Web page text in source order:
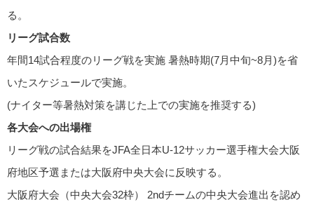
る。
リーグ試合数
年間14試合程度のリーグ戦を実施 暑熱時期(7月中旬~8月)を省
いたスケジュールで実施。
(ナイター等暑熱対策を講じた上での実施を推奨する)
各大会への出場権
リーグ戦の試合結果をJFA全日本U-12サッカー選手権大会大阪
府地区予選または大阪府中央大会に反映する。
大阪府大会（中央大会32枠） 2ndチームの中央大会進出を認め